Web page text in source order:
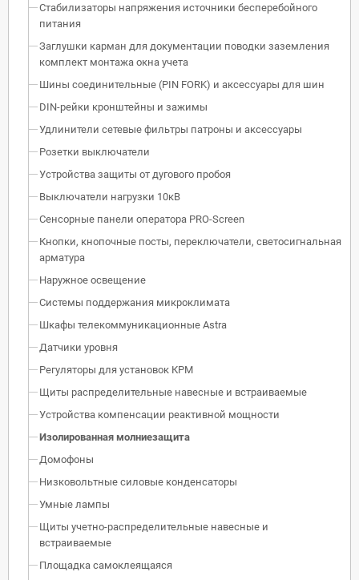
Стабилизаторы напряжения источники бесперебойного
питания
Заглушки карман для документации поводки заземления
комплект монтажа окна учета
Шины соединительные (PIN FORK) и аксессуары для шин
DIN-рейки кронштейны и зажимы
Удлинители сетевые фильтры патроны и аксессуары
Розетки выключатели
Устройства защиты от дугового пробоя
Выключатели нагрузки 10кВ
Сенсорные панели оператора PRO-Screen
Кнопки, кнопочные посты, переключатели, светосигнальная
арматура
Наружное освещение
Системы поддержания микроклимата
Шкафы телекоммуникационные Astra
Датчики уровня
Регуляторы для установок КРМ
Щиты распределительные навесные и встраиваемые
Устройства компенсации реактивной мощности
Изолированная молниезащита
Домофоны
Низковольтные силовые конденсаторы
Умные лампы
Щиты учетно-распределительные навесные и
встраиваемые
Площадка самоклеящаяся